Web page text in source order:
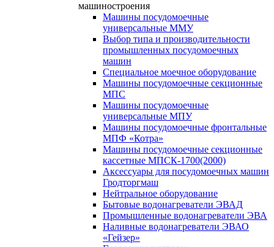
машиностроения
Машины посудомоечные
универсальные ММУ
Выбор типа и производительности
промышленных посудомоечных
машин
Специальное моечное оборудование
Машины посудомоечные секционные
МПС
Машины посудомоечные
универсальные МПУ
Машины посудомоечные фронтальные
МПФ «Котра»
Машины посудомоечные секционные
кассетные МПСК-1700(2000)
Аксессуары для посудомоечных машин
Гродторгмаш
Нейтральное оборудование
Бытовые водонагреватели ЭВАД
Промышленные водонагреватели ЭВА
Наливные водонагреватели ЭВАО
«Гейзер»